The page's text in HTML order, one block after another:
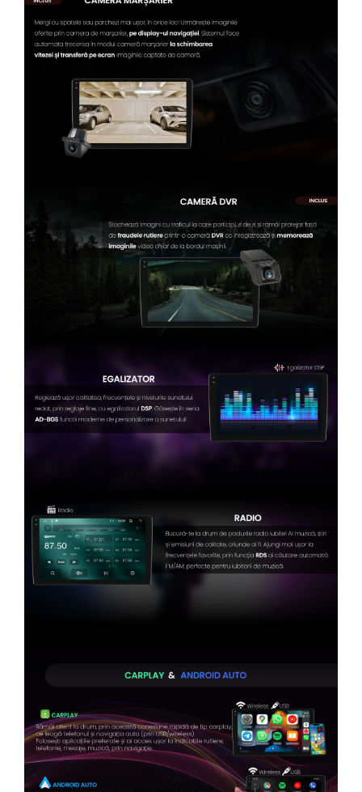
Conectică Kia
Conectică Hyundai
Conectică Mitsubishi
Lumini ambientale